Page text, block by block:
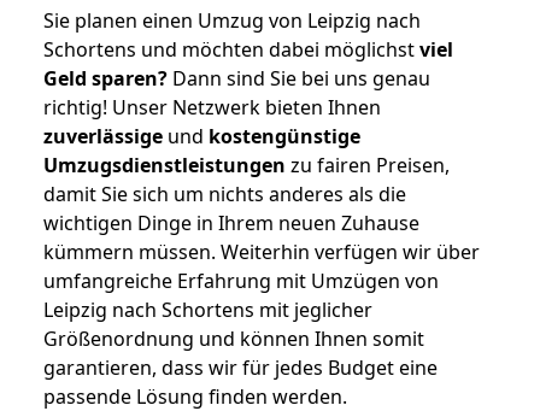
Sie planen einen Umzug von Leipzig nach
Schortens und möchten dabei möglichstviel
Geld sparen? Dann sind Sie bei uns genau
richtig! Unser Netzwerk bieten Ihnen
zuverlässige und kostengünstige
Umzugsdienstleistungen zu fairen Preisen,
damit Sie sich um nichts anderes als die
wichtigen Dinge in Ihrem neuen Zuhause
kümmern müssen. Weiterhin verfügen wir über
umfangreiche Erfahrung mit Umzügen von
Leipzig nach Schortens mit jeglicher
Größenordnung und können Ihnen somit
garantieren, dass wir für jedes Budget eine
passende Lösung finden werden.